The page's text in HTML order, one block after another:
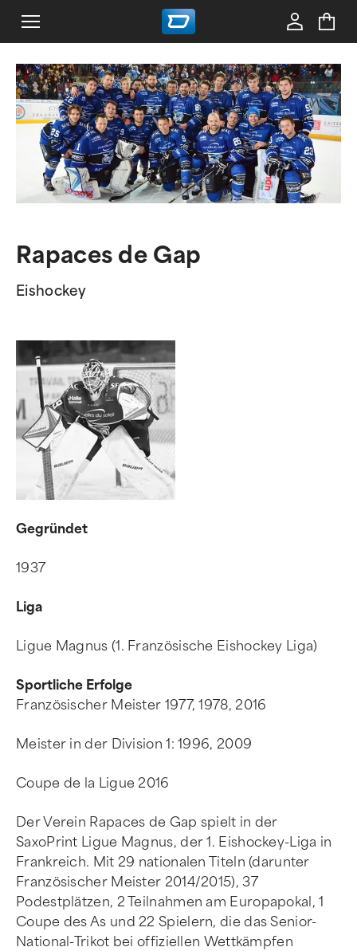
Rapaces de Gap
Eishockey
Gegründet
1937
Liga
Ligue Magnus (1. Französische Eishockey Liga)
Sportliche Erfolge
Französischer Meister 1977, 1978, 2016
Meister in der Division 1: 1996, 2009
Coupe de la Ligue 2016
Der Verein Rapaces de Gap spielt in der
SaxoPrint Ligue Magnus, der 1. Eishockey-Liga in
Frankreich. Mit 29 nationalen Titeln (darunter
Französischer Meister 2014/2015), 37
Podestplätzen, 2 Teilnahmen am Europapokal, 1
Coupe des As und 22 Spielern, die das Senior-
National-Trikot bei offiziellen Wettkämpfen